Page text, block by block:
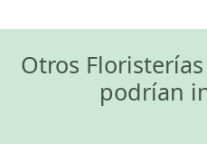
Otros
podrían